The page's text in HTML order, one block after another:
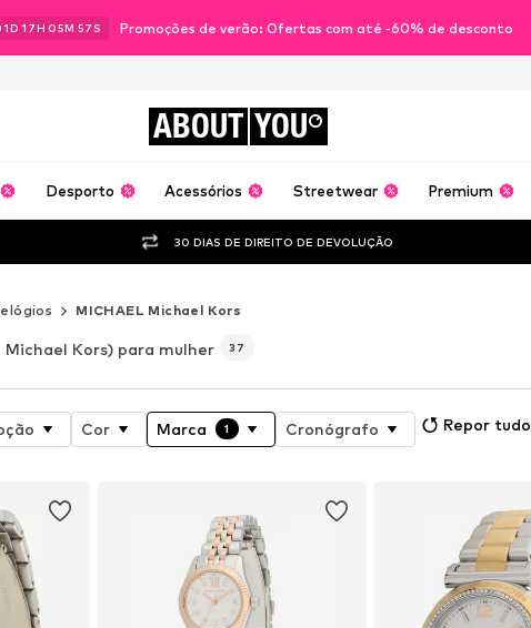
D 17H 05M 55 S Promoções de verão: Ofertas com até -60% de desconto
ABOUT YOU
Desporto Acessórios Streetwear Premium
30 DIAS DE DIREITO DE DEVOLUÇÃO
MICHAEL Michael Kors
Michael Kors) para mulher 37
Cor Marca 1 Cronógrafo Repor tudo